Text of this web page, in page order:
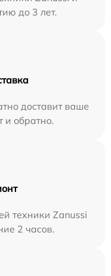
до 3 лет.
доставит ваше
и обратно.
техники Zanussi
2 часов.